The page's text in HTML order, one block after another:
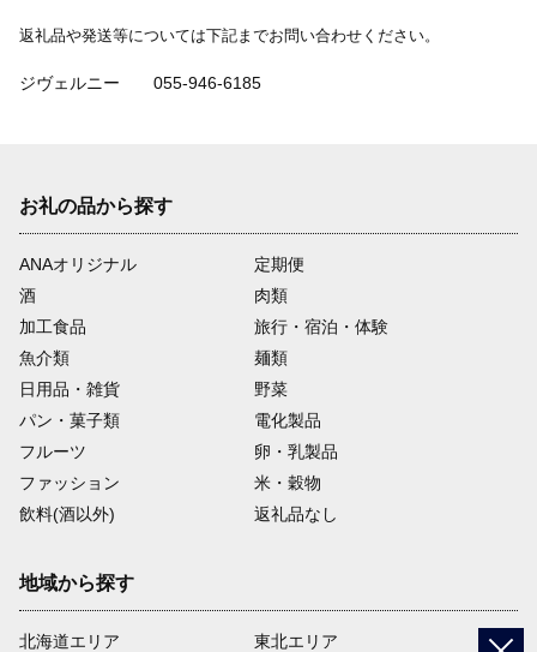
返礼品や発送等については下記までお問い合わせください。
ジヴェルニー 055-946-6185
お礼の品から探す
ANAオリジナル
定期便
酒
肉類
加工食品
旅行・宿泊・体験
魚介類
麺類
日用品・雑貨
野菜
パン・菓子類
電化製品
フルーツ
卵・乳製品
ファッション
米・穀物
飲料(酒以外)
返礼品なし
地域から探す
北海道エリア
東北エリア